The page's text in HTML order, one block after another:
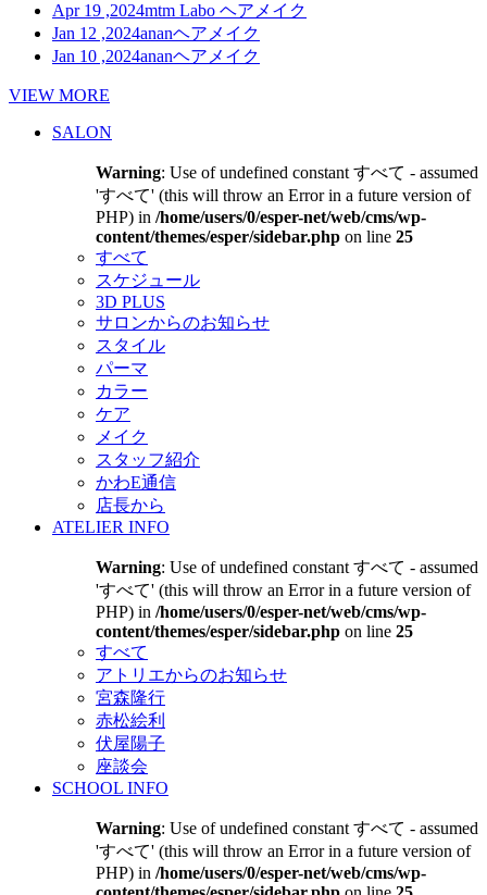
Apr 19 ,2024mtm Labo ヘアメイク
Jan 12 ,2024ananヘアメイク
Jan 10 ,2024ananヘアメイク
VIEW MORE
SALON
Warning: Use of undefined constant すべて - assumed
'すべて' (this will throw an Error in a future version of
PHP) in /home/users/0/esper-net/web/cms/wp-
content/themes/esper/sidebar.php on line 25
すべて
スケジュール
3D PLUS
サロンからのお知らせ
スタイル
パーマ
カラー
ケア
メイク
スタッフ紹介
かわE通信
店長から
ATELIER INFO
Warning: Use of undefined constant すべて - assumed
'すべて' (this will throw an Error in a future version of
PHP) in /home/users/0/esper-net/web/cms/wp-
content/themes/esper/sidebar.php on line 25
すべて
アトリエからのお知らせ
宮森隆行
赤松絵利
伏屋陽子
座談会
SCHOOL INFO
Warning: Use of undefined constant すべて - assumed
'すべて' (this will throw an Error in a future version of
PHP) in /home/users/0/esper-net/web/cms/wp-